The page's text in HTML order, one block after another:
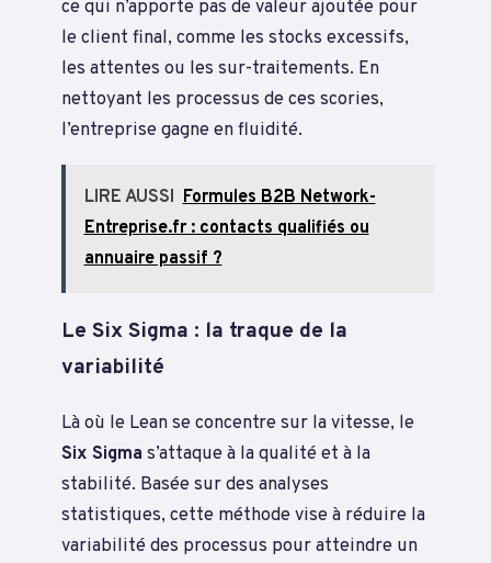
ce qui n’apporte pas de valeur ajoutée pour
le client final, comme les stocks excessifs,
les attentes ou les sur-traitements. En
nettoyant les processus de ces scories,
l’entreprise gagne en fluidité.
LIRE AUSSI Formules B2B Network-
Entreprise.fr : contacts qualifiés ou
annuaire passif ?
Le Six Sigma : la traque de la
variabilité
Là où le Lean se concentre sur la vitesse, le
Six Sigma s’attaque à la qualité et à la
stabilité. Basée sur des analyses
statistiques, cette méthode vise à réduire la
variabilité des processus pour atteindre un